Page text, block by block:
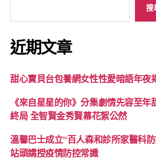
搜
近期文章
甜心寶貝台包養網女性性愛暗語年夜
《來自星星的你》分集劇情先容至年
終局 全智賢金秀賢幕花絮公然
溫馨巴士成立“百人森和診所家醫科
站頭講授疫情防控常識